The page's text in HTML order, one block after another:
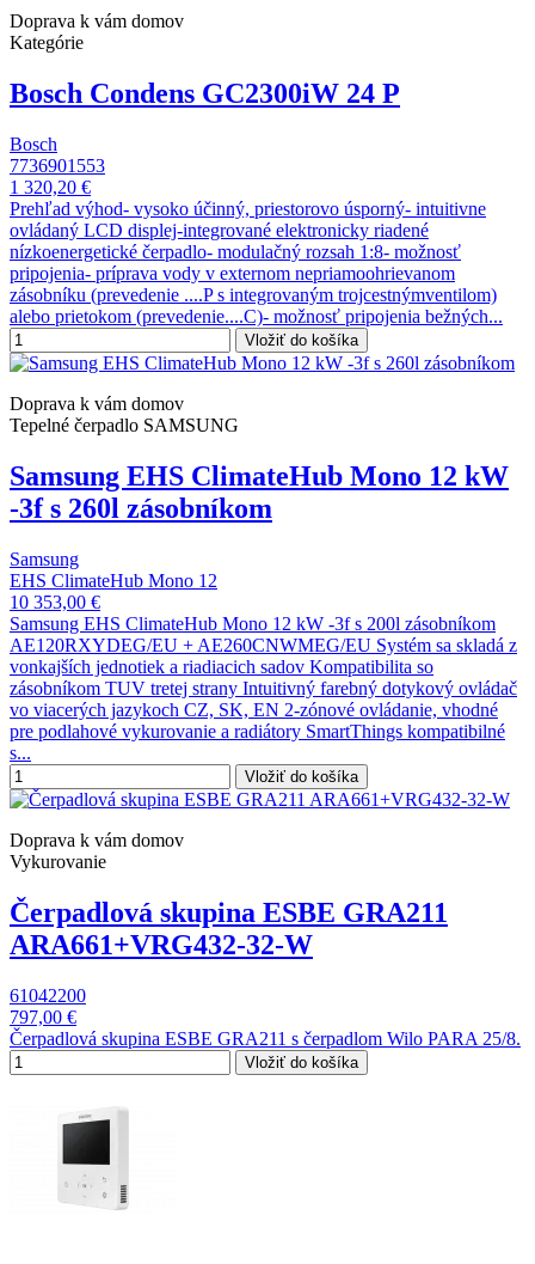
Doprava k vám domov
Kategórie
Bosch Condens GC2300iW 24 P
Bosch
7736901553
1 320,20 €
Prehľad výhod- vysoko účinný, priestorovo úsporný- intuitivne
ovládaný LCD displej-integrované elektronicky riadené
nízkoenergetické čerpadlo- modulačný rozsah 1:8- možnosť
pripojenia- príprava vody v externom nepriamoohrievanom
zásobníku (prevedenie ....P s integrovaným trojcestnýmventilom)
alebo prietokom (prevedenie....C)- možnosť pripojenia bežných...
Vložiť do košíka
Doprava k vám domov
Tepelné čerpadlo SAMSUNG
Samsung EHS ClimateHub Mono 12 kW
-3f s 260l zásobníkom
Samsung
EHS ClimateHub Mono 12
10 353,00 €
Samsung EHS ClimateHub Mono 12 kW -3f s 200l zásobníkom
AE120RXYDEG/EU + AE260CNWMEG/EU Systém sa skladá z
vonkajších jednotiek a riadiacich sadov Kompatibilita so
zásobníkom TUV tretej strany Intuitivný farebný dotykový ovládač
vo viacerých jazykoch CZ, SK, EN 2-zónové ovládanie, vhodné
pre podlahové vykurovanie a radiátory SmartThings kompatibilné
s...
Vložiť do košíka
Doprava k vám domov
Vykurovanie
Čerpadlová skupina ESBE GRA211
ARA661+VRG432-32-W
61042200
797,00 €
Čerpadlová skupina ESBE GRA211 s čerpadlom Wilo PARA 25/8.
Vložiť do košíka